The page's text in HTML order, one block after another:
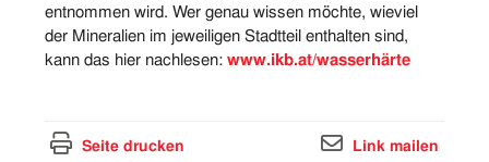
entnommen wird. Wer genau wissen möchte, wieviel
der Mineralien im jeweiligen Stadtteil enthalten sind,
kann das hier nachlesen: www.ikb.at/wasserhärte
Seite drucken Link mailen